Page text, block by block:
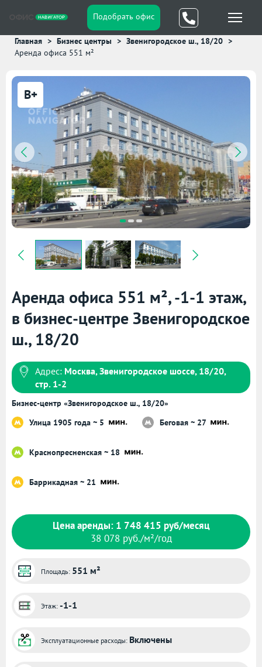
Подобрать офис
Главная Бизнес центры
Звенигородское ш., 18/20
Аренда офиса 551 м²
B+
Аренда офиса 551 м², -1-1 этаж,
в бизнес-центре Звенигородское
ш., 18/20
Адрес: Москва, Звенигородское шоссе, 18/20,
стр. 1-2
Бизнес-центр «Звенигородское ш., 18/20»
Улица 1905 года ~ 5
Беговая ~ 27
Краснопресненская ~ 18
Баррикадная ~ 21
Цена аренды: 1 748 415 руб/месяц
38 078 руб./м²/год
Площадь: 551 м²
Этаж: -1-1
Эксплуатационные расходы: Включены